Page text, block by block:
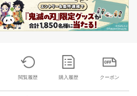
閲覧履歴 購入履歴 クーポン